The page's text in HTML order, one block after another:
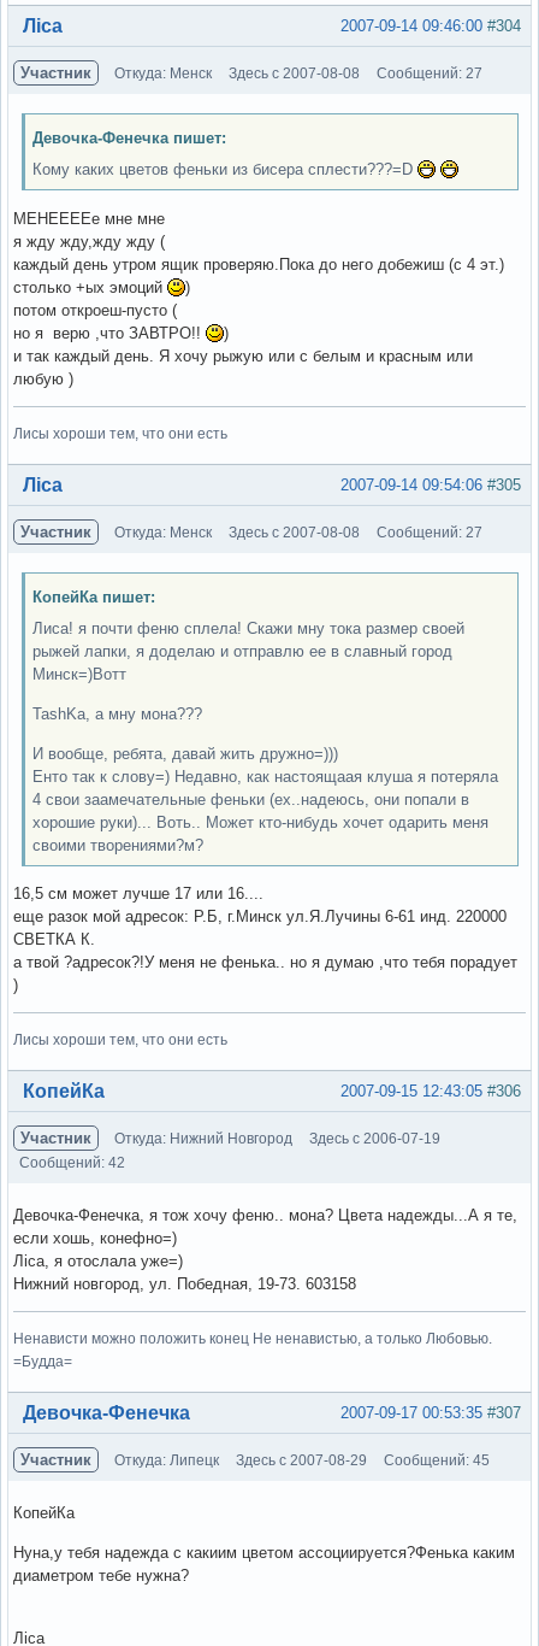
Вне форума #304
2007-09-14 09:46:00
Ліса
Участник Откуда: Менск Здесь с 2007-08-08 Сообщений: 27
Девочка-Фенечка пишет:
Кому каких цветов феньки из бисера сплести???=D
МЕНЕЕЕЕе мне мне
я жду жду,жду жду (
каждый день утром ящик проверяю.Пока до него добежиш (с 4 эт.)
столько +ых эмоций
)
потом откроеш-пусто (
но я верю ,что ЗАВТРО!!
)
и так каждый день. Я хочу рыжую или с белым и красным или
любую )
Лисы хороши тем, что они есть
Вне форума #305
2007-09-14 09:54:06
Ліса
Участник Откуда: Менск Здесь с 2007-08-08 Сообщений: 27
КопейКа пишет:
Лиса! я почти феню сплела! Скажи мну тока размер своей
рыжей лапки, я доделаю и отправлю ее в славный город
Минск=)Вотт
TashKa, а мну мона???
И вообще, ребята, давай жить дружно=)))
Енто так к слову=) Недавно, как настоящаая клуша я потеряла
4 свои заамечательные феньки (ех..надеюсь, они попали в
хорошие руки)... Воть.. Может кто-нибудь хочет одарить меня
своими творениями?м?
16,5 см может лучше 17 или 16....
еще разок мой адресок: Р.Б, г.Минск ул.Я.Лучины 6-61 инд. 220000
СВЕТКА К.
а твой ?адресок?!У меня не фенька.. но я думаю ,что тебя порадует
)
Лисы хороши тем, что они есть
Вне форума #306
2007-09-15 12:43:05
КопейКа
Участник Откуда: Нижний Новгород
Здесь с 2006-07-19
Сообщений: 42
Девочка-Фенечка, я тож хочу феню.. мона? Цвета надежды...А я те,
если хошь, конефно=)
Ліса, я отослала уже=)
Нижний новгород, ул. Победная, 19-73. 603158
Ненависти можно положить конец Не ненавистью, а только Любовью.
=Будда=
Вне форума #307
2007-09-17 00:53:35
Девочка-Фенечка
Участник Откуда: Липецк Здесь с 2007-08-29 Сообщений: 45
КопейКа
Нуна,у тебя надежда с какиим цветом ассоциируется?Фенька каким
диаметром тебе нужна?
Ліса